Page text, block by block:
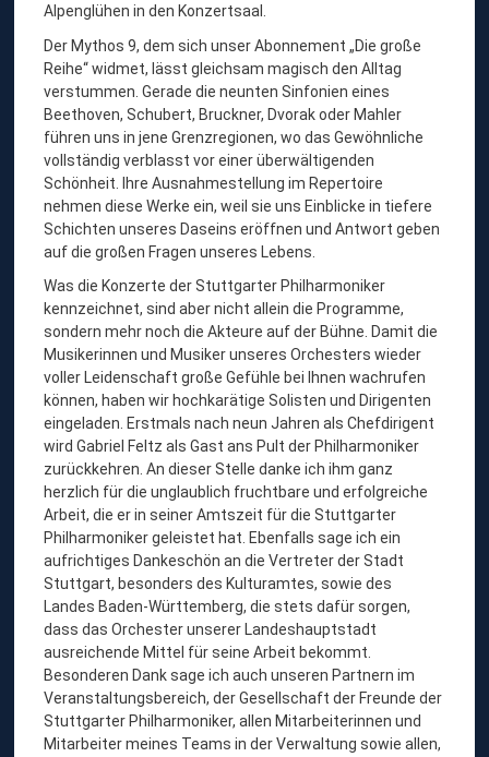
Alpenglühen in den Konzertsaal.
Der Mythos 9, dem sich unser Abonnement „Die große
Reihe“ widmet, lässt gleichsam magisch den Alltag
verstummen. Gerade die neunten Sinfonien eines
Beethoven, Schubert, Bruckner, Dvorak oder Mahler
führen uns in jene Grenzregionen, wo das Gewöhnliche
vollständig verblasst vor einer überwältigenden
Schönheit. Ihre Ausnahmestellung im Repertoire
nehmen diese Werke ein, weil sie uns Einblicke in tiefere
Schichten unseres Daseins eröffnen und Antwort geben
auf die großen Fragen unseres Lebens.
Was die Konzerte der Stuttgarter Philharmoniker
kennzeichnet, sind aber nicht allein die Programme,
sondern mehr noch die Akteure auf der Bühne. Damit die
Musikerinnen und Musiker unseres Orchesters wieder
voller Leidenschaft große Gefühle bei Ihnen wachrufen
können, haben wir hochkarätige Solisten und Dirigenten
eingeladen. Erstmals nach neun Jahren als Chefdirigent
wird Gabriel Feltz als Gast ans Pult der Philharmoniker
zurückkehren. An dieser Stelle danke ich ihm ganz
herzlich für die unglaublich fruchtbare und erfolgreiche
Arbeit, die er in seiner Amtszeit für die Stuttgarter
Philharmoniker geleistet hat. Ebenfalls sage ich ein
aufrichtiges Dankeschön an die Vertreter der Stadt
Stuttgart, besonders des Kulturamtes, sowie des
Landes Baden-Württemberg, die stets dafür sorgen,
dass das Orchester unserer Landeshauptstadt
ausreichende Mittel für seine Arbeit bekommt.
Besonderen Dank sage ich auch unseren Partnern im
Veranstaltungsbereich, der Gesellschaft der Freunde der
Stuttgarter Philharmoniker, allen Mitarbeiterinnen und
Mitarbeiter meines Teams in der Verwaltung sowie allen,